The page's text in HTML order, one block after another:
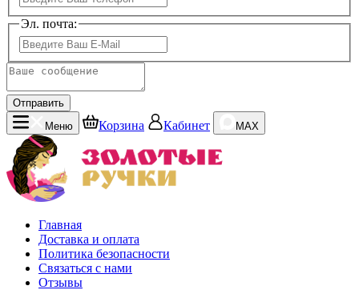
Эл. почта:
Отправить
Меню
Корзина Кабинет MAX
Главная
Доставка и оплата
Политика безопасности
Связаться с нами
Отзывы